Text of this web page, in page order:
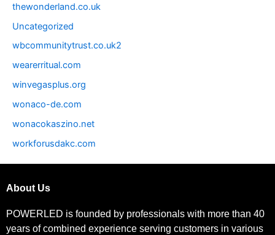
thewonderland.co.uk
Uncategorized
wbcommunitytrust.co.uk2
wearerritual.com
winvegasplus.org
wonaco-de.com
wonacokaszino.net
workforusdakc.com
About Us
POWERLED is founded by professionals with more than 40
years of combined experience serving customers in various